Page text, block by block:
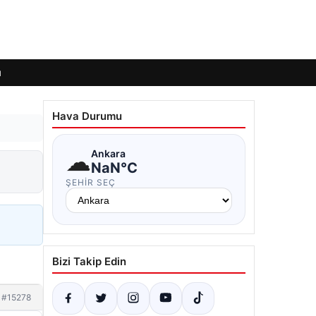
#15278
Hava Durumu
☁Ankara
NaN°C
ŞEHIR SEÇ
Bizi Takip Edin